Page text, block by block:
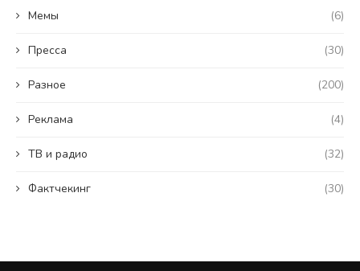
Мемы (6)
Пресса (30)
Разное (200)
Реклама (4)
ТВ и радио (32)
Фактчекинг (30)